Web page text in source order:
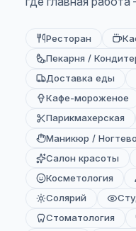
Ресторан
Пекарня /
Доставка еды
Кафе-мороженое
Парикмахерская
Маникюр /
Салон красоты
Косметология
Солярий
Стоматология